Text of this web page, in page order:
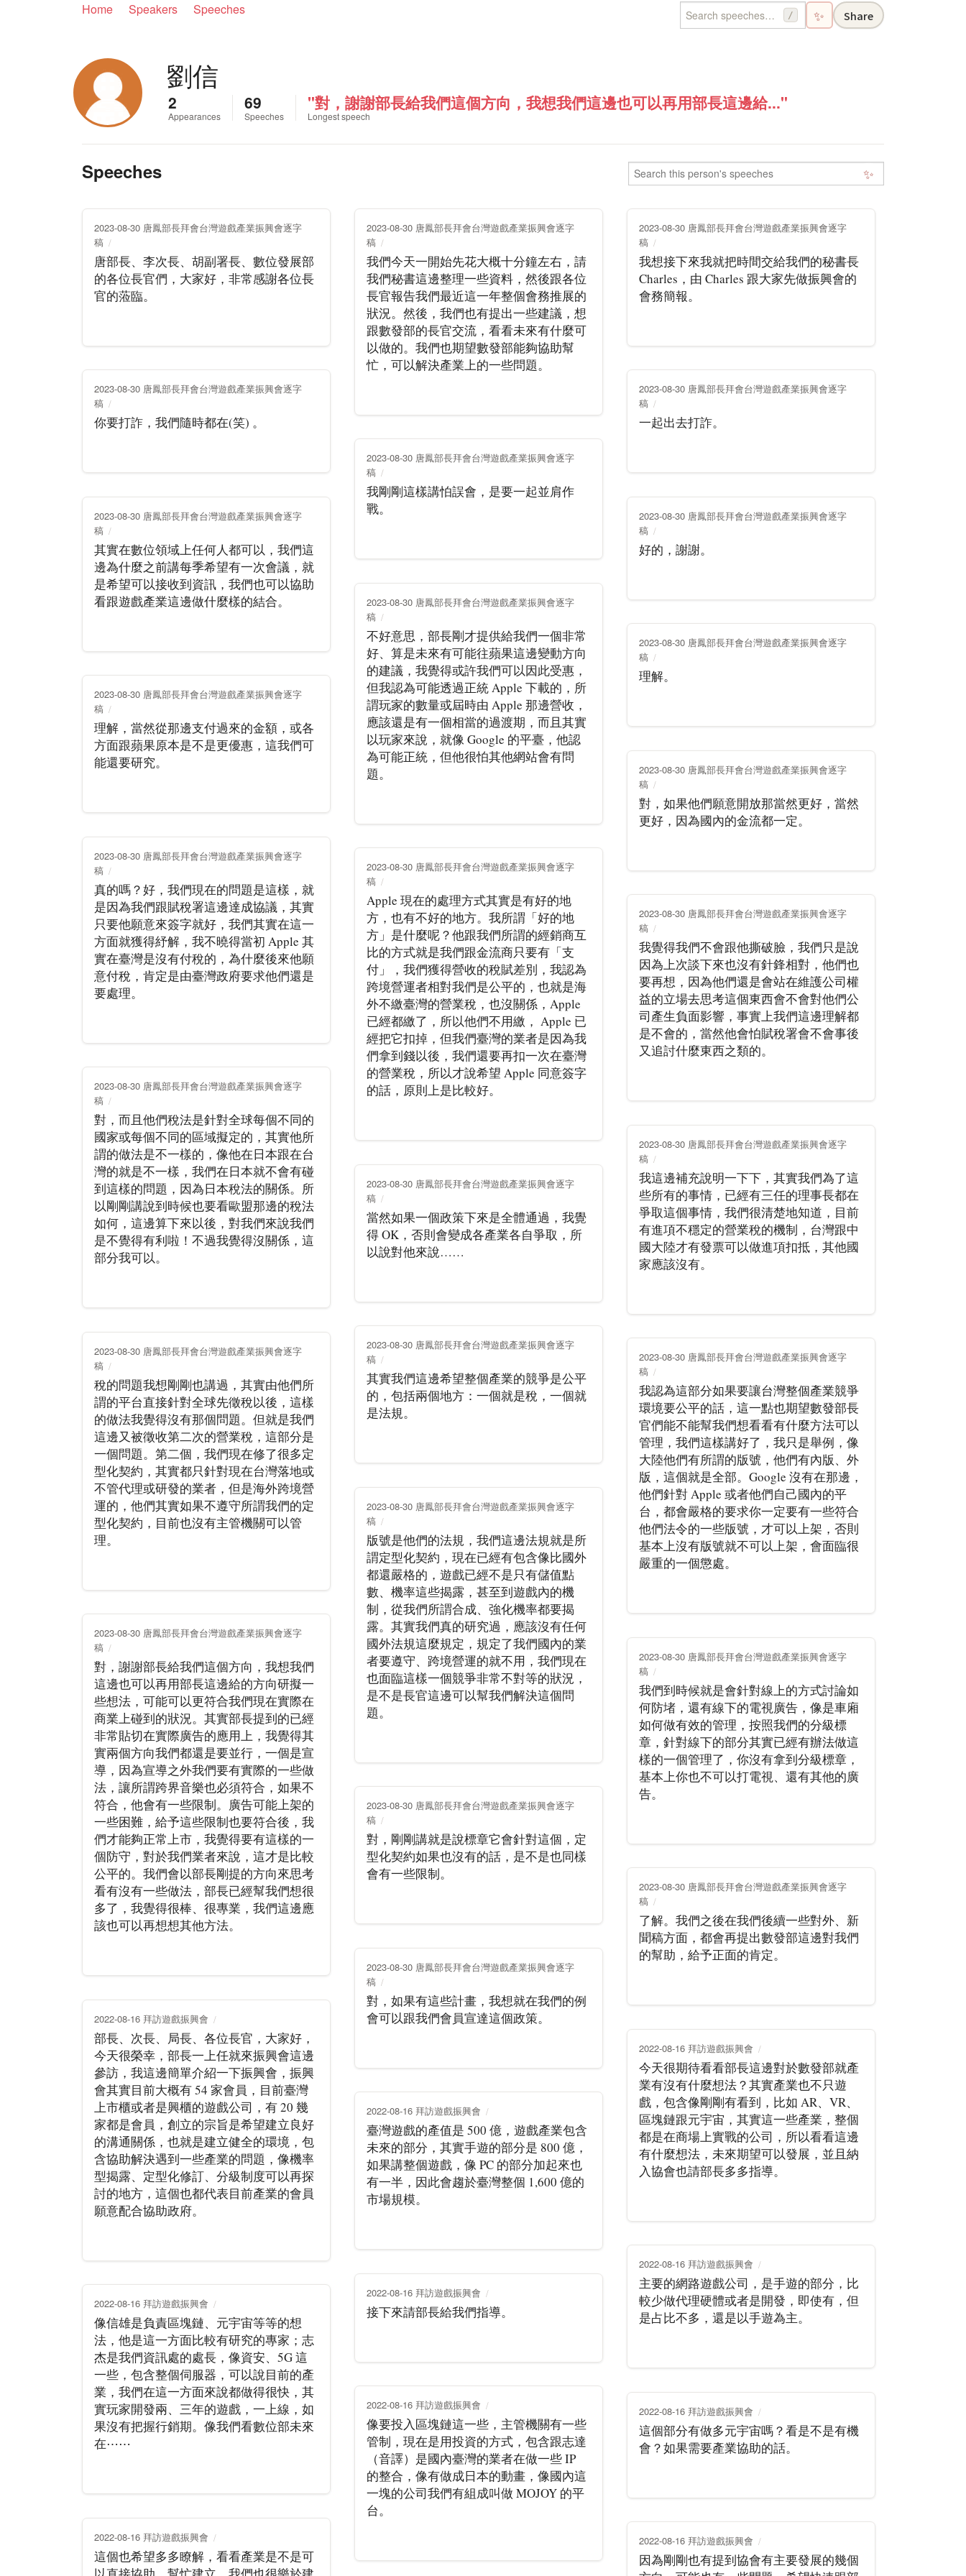
Home Speakers Speeches / ✨ Share
劉信
2
Appearances
69
Speeches
"對，謝謝部長給我們這個方向，我想我們這邊也可以再用部長這邊給..."
Longest speech
Speeches ✨
2023-08-30 唐鳳部長拜會台灣遊戲產業振興會逐字
稿
唐部長、李次長、胡副署長、數位發展部
的各位長官們，大家好，非常感謝各位長
官的蒞臨。
2023-08-30 唐鳳部長拜會台灣遊戲產業振興會逐字
稿
我們今天一開始先花大概十分鐘左右，請
我們秘書這邊整理一些資料，然後跟各位
長官報告我們最近這一年整個會務推展的
狀況。然後，我們也有提出一些建議，想
跟數發部的長官交流，看看未來有什麼可
以做的。我們也期望數發部能夠協助幫
忙，可以解決產業上的一些問題。
2023-08-30 唐鳳部長拜會台灣遊戲產業振興會逐字
稿
我想接下來我就把時間交給我們的秘書長
Charles，由 Charles 跟大家先做振興會的
會務簡報。
2023-08-30 唐鳳部長拜會台灣遊戲產業振興會逐字
稿
你要打詐，我們隨時都在(笑) 。
2023-08-30 唐鳳部長拜會台灣遊戲產業振興會逐字
稿
一起出去打詐。
2023-08-30 唐鳳部長拜會台灣遊戲產業振興會逐字
稿
我剛剛這樣講怕誤會，是要一起並肩作
戰。
2023-08-30 唐鳳部長拜會台灣遊戲產業振興會逐字
稿
其實在數位領域上任何人都可以，我們這
邊為什麼之前講每季希望有一次會議，就
是希望可以接收到資訊，我們也可以協助
看跟遊戲產業這邊做什麼樣的結合。
2023-08-30 唐鳳部長拜會台灣遊戲產業振興會逐字
稿
好的，謝謝。
2023-08-30 唐鳳部長拜會台灣遊戲產業振興會逐字
稿
不好意思，部長剛才提供給我們一個非常
好、算是未來有可能往蘋果這邊變動方向
的建議，我覺得或許我們可以因此受惠，
但我認為可能透過正統 Apple 下載的，所
謂玩家的數量或屆時由 Apple 那邊營收，
應該還是有一個相當的過渡期，而且其實
以玩家來說，就像 Google 的平臺，他認
為可能正統，但他很怕其他網站會有問
題。
2023-08-30 唐鳳部長拜會台灣遊戲產業振興會逐字
稿
理解。
2023-08-30 唐鳳部長拜會台灣遊戲產業振興會逐字
稿
理解，當然從那邊支付過來的金額，或各
方面跟蘋果原本是不是更優惠，這我們可
能還要研究。
2023-08-30 唐鳳部長拜會台灣遊戲產業振興會逐字
稿
對，如果他們願意開放那當然更好，當然
更好，因為國內的金流都一定。
2023-08-30 唐鳳部長拜會台灣遊戲產業振興會逐字
稿
真的嗎？好，我們現在的問題是這樣，就
是因為我們跟賦稅署這邊達成協議，其實
只要他願意來簽字就好，我們其實在這一
方面就獲得紓解，我不曉得當初 Apple 其
實在臺灣是沒有付稅的，為什麼後來他願
意付稅，肯定是由臺灣政府要求他們還是
要處理。
2023-08-30 唐鳳部長拜會台灣遊戲產業振興會逐字
稿
Apple 現在的處理方式其實是有好的地
方，也有不好的地方。我所謂「好的地
方」是什麼呢？他跟我們所謂的經銷商互
比的方式就是我們跟金流商只要有「支
付」，我們獲得營收的稅賦差別，我認為
跨境營運者相對我們是公平的，也就是海
外不繳臺灣的營業稅，也沒關係，Apple
已經都繳了，所以他們不用繳， Apple 已
經把它扣掉，但我們臺灣的業者是因為我
們拿到錢以後，我們還要再扣一次在臺灣
的營業稅，所以才說希望 Apple 同意簽字
的話，原則上是比較好。
2023-08-30 唐鳳部長拜會台灣遊戲產業振興會逐字
稿
我覺得我們不會跟他撕破臉，我們只是說
因為上次談下來也沒有針鋒相對，他們也
要再想，因為他們還是會站在維護公司權
益的立場去思考這個東西會不會對他們公
司產生負面影響，事實上我們這邊理解都
是不會的，當然他會怕賦稅署會不會事後
又追討什麼東西之類的。
2023-08-30 唐鳳部長拜會台灣遊戲產業振興會逐字
稿
對，而且他們稅法是針對全球每個不同的
國家或每個不同的區域擬定的，其實他所
謂的做法是不一樣的，像他在日本跟在台
灣的就是不一樣，我們在日本就不會有碰
到這樣的問題，因為日本稅法的關係。所
以剛剛講說到時候也要看歐盟那邊的稅法
如何，這邊算下來以後，對我們來說我們
是不覺得有利啦！不過我覺得沒關係，這
部分我可以。
2023-08-30 唐鳳部長拜會台灣遊戲產業振興會逐字
稿
我這邊補充說明一下下，其實我們為了這
些所有的事情，已經有三任的理事長都在
爭取這個事情，我們很清楚地知道，目前
有進項不穩定的營業稅的機制，台灣跟中
國大陸才有發票可以做進項扣抵，其他國
家應該沒有。
2023-08-30 唐鳳部長拜會台灣遊戲產業振興會逐字
稿
當然如果一個政策下來是全體通過，我覺
得 OK，否則會變成各產業各自爭取，所
以說對他來說……
2023-08-30 唐鳳部長拜會台灣遊戲產業振興會逐字
稿
其實我們這邊希望整個產業的競爭是公平
的，包括兩個地方：一個就是稅，一個就
是法規。
2023-08-30 唐鳳部長拜會台灣遊戲產業振興會逐字
稿
稅的問題我想剛剛也講過，其實由他們所
謂的平台直接針對全球先徵稅以後，這樣
的做法我覺得沒有那個問題。但就是我們
這邊又被徵收第二次的營業稅，這部分是
一個問題。第二個，我們現在修了很多定
型化契約，其實都只針對現在台灣落地或
不管代理或研發的業者，但是海外跨境營
運的，他們其實如果不遵守所謂我們的定
型化契約，目前也沒有主管機關可以管
理。
2023-08-30 唐鳳部長拜會台灣遊戲產業振興會逐字
稿
我認為這部分如果要讓台灣整個產業競爭
環境要公平的話，這一點也期望數發部長
官們能不能幫我們想看看有什麼方法可以
管理，我們這樣講好了，我只是舉例，像
大陸他們有所謂的版號，他們有內版、外
版，這個就是全部。Google 沒有在那邊，
他們針對 Apple 或者他們自己國內的平
台，都會嚴格的要求你一定要有一些符合
他們法令的一些版號，才可以上架，否則
基本上沒有版號就不可以上架，會面臨很
嚴重的一個懲處。
2023-08-30 唐鳳部長拜會台灣遊戲產業振興會逐字
稿
版號是他們的法規，我們這邊法規就是所
謂定型化契約，現在已經有包含像比國外
都還嚴格的，遊戲已經不是只有儲值點
數、機率這些揭露，甚至到遊戲內的機
制，從我們所謂合成、強化機率都要揭
露。其實我們真的研究過，應該沒有任何
國外法規這麼規定，規定了我們國內的業
者要遵守、跨境營運的就不用，我們現在
也面臨這樣一個競爭非常不對等的狀況，
是不是長官這邊可以幫我們解決這個問
題。
2023-08-30 唐鳳部長拜會台灣遊戲產業振興會逐字
稿
對，謝謝部長給我們這個方向，我想我們
這邊也可以再用部長這邊給的方向研擬一
些想法，可能可以更符合我們現在實際在
商業上碰到的狀況。其實部長提到的已經
非常貼切在實際廣告的應用上，我覺得其
實兩個方向我們都還是要並行，一個是宣
導，因為宣導之外我們要有實際的一些做
法，讓所謂跨界音樂也必須符合，如果不
符合，他會有一些限制。廣告可能上架的
一些困難，給予這些限制也要符合後，我
們才能夠正常上市，我覺得要有這樣的一
個防守，對於我們業者來說，這才是比較
公平的。我們會以部長剛提的方向來思考
看有沒有一些做法，部長已經幫我們想很
多了，我覺得很棒、很專業，我們這邊應
該也可以再想想其他方法。
2023-08-30 唐鳳部長拜會台灣遊戲產業振興會逐字
稿
我們到時候就是會針對線上的方式討論如
何防堵，還有線下的電視廣告，像是車廂
如何做有效的管理，按照我們的分級標
章，針對線下的部分其實已經有辦法做這
樣的一個管理了，你沒有拿到分級標章，
基本上你也不可以打電視、還有其他的廣
告。
2023-08-30 唐鳳部長拜會台灣遊戲產業振興會逐字
稿
對，剛剛講就是說標章它會針對這個，定
型化契約如果也沒有的話，是不是也同樣
會有一些限制。
2023-08-30 唐鳳部長拜會台灣遊戲產業振興會逐字
稿
了解。我們之後在我們後續一些對外、新
聞稿方面，都會再提出數發部這邊對我們
的幫助，給予正面的肯定。
2023-08-30 唐鳳部長拜會台灣遊戲產業振興會逐字
稿
對，如果有這些計畫，我想就在我們的例
會可以跟我們會員宣達這個政策。
2022-08-16 拜訪遊戲振興會
部長、次長、局長、各位長官，大家好，
今天很榮幸，部長一上任就來振興會這邊
參訪，我這邊簡單介紹一下振興會，振興
會其實目前大概有 54 家會員，目前臺灣
上市櫃或者是興櫃的遊戲公司，有 20 幾
家都是會員，創立的宗旨是希望建立良好
的溝通關係，也就是建立健全的環境，包
含協助解決遇到一些產業的問題，像機率
型揭露、定型化修訂、分級制度可以再探
討的地方，這個也都代表目前產業的會員
願意配合協助政府。
2022-08-16 拜訪遊戲振興會
今天很期待看看部長這邊對於數發部就產
業有沒有什麼想法？其實產業也不只遊
戲，包含像剛剛有看到，比如 AR、VR、
區塊鏈跟元宇宙，其實這一些產業，整個
都是在商場上實戰的公司，所以看看這邊
有什麼想法，未來期望可以發展，並且納
入協會也請部長多多指導。
2022-08-16 拜訪遊戲振興會
臺灣遊戲的產值是 500 億，遊戲產業包含
未來的部分，其實手遊的部分是 800 億，
如果講整個遊戲，像 PC 的部分加起來也
有一半，因此會趨於臺灣整個 1,600 億的
市場規模。
2022-08-16 拜訪遊戲振興會
主要的網路遊戲公司，是手遊的部分，比
較少做代理硬體或者是開發，即使有，但
是占比不多，還是以手遊為主。
2022-08-16 拜訪遊戲振興會
接下來請部長給我們指導。
2022-08-16 拜訪遊戲振興會
像信雄是負責區塊鏈、元宇宙等等的想
法，他是這一方面比較有研究的專家；志
杰是我們資訊處的處長，像資安、5G 這
一些，包含整個伺服器，可以說目前的產
業，我們在這一方面來說都做得很快，其
實玩家開發兩、三年的遊戲，一上線，如
果沒有把握行銷期。像我們看數位部未來
在⋯⋯
2022-08-16 拜訪遊戲振興會
像要投入區塊鏈這一些，主管機關有一些
管制，現在是用投資的方式，包含跟志達
（音譯）是國內臺灣的業者在做一些 IP
的整合，像有做成日本的動畫，像國內這
一塊的公司我們有組成叫做 MOJOY 的平
台。
2022-08-16 拜訪遊戲振興會
這個部分有做多元宇宙嗎？看是不是有機
會？如果需要產業協助的話。
2022-08-16 拜訪遊戲振興會
這個也希望多多瞭解，看看產業是不是可
2022-08-16 拜訪遊戲振興會
因為剛剛也有提到協會有主要發展的幾個